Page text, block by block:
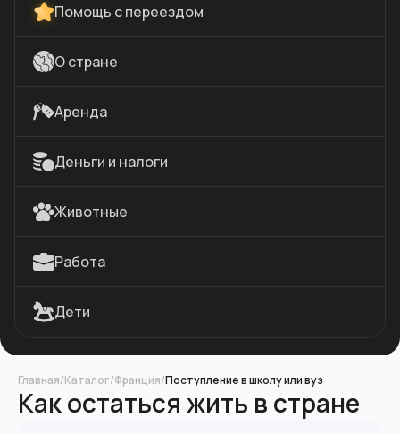
Помощь с переездом
О стране
Аренда
Деньги и налоги
Животные
Работа
Дети
Главная/Каталог/Франция/Поступление в школу или вуз
Как остаться жить в стране